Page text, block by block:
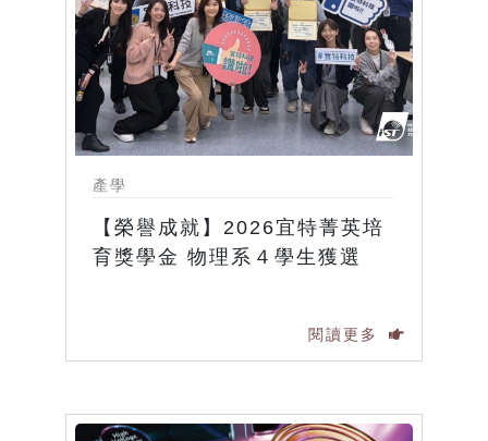
產學
【榮譽成就】2026宜特菁英培
育獎學金 物理系４學生獲選
閱讀更多